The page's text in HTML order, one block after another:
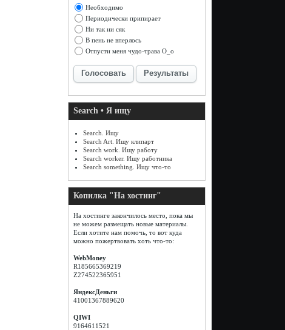
Необходимо
Периодически припирает
Ни так ни сяк
В пень не вперлось
Отпусти меня чудо-трава О_о
Голосовать Результаты
Search • Я ищу
Search. Ищу
Search Art. Ищу клипарт
Search work. Ищу работу
Search worker. Ищу работника
Search something. Ищу что-то
Копилка "На хостинг"
На хостинге закончилось место, пока мы
не можем размещать новые материалы.
Если хотите нам помочь, то вот куда
можно пожертвовать хоть что-то:
WebMoney
R185665369219
Z274522365951
ЯндексДеньги
41001367889620
QIWI
9164611521